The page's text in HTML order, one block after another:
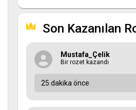
Son Kazanılan
Mustafa_Çelik
Bir rozet kazandı
25 dakika önce